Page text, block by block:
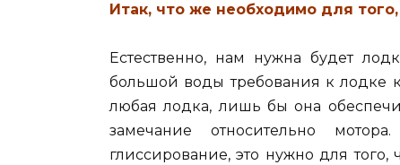
Итак, что же необходимо для
Естественно, нам нужна будет
большой воды требования к лодке
любая лодка, лишь бы она
замечание относительно
глиссирование, это нужно для